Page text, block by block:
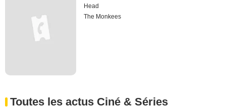
Head
The Monkees
Toutes les actus Ciné & Séries